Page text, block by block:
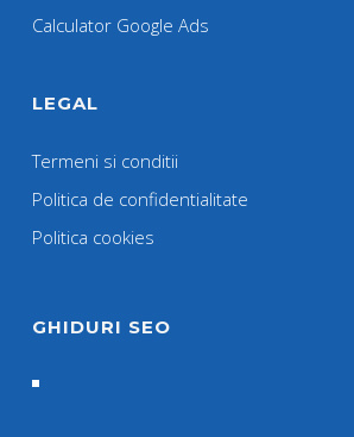
Calculator Google Ads
LEGAL
Termeni si conditii
Politica de confidentialitate
Politica cookies
GHIDURI SEO